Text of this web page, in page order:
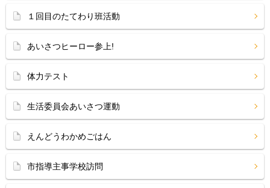
１回目のたてわり班活動
あいさつヒーロー参上!
体力テスト
生活委員会あいさつ運動
えんどうわかめごはん
市指導主事学校訪問